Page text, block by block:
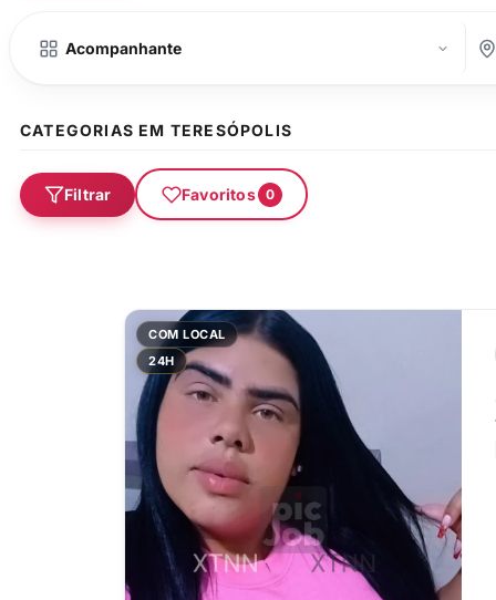
CATEGORIAS EM TERESÓPOLIS
Filtrar Favoritos 0
COM LOCAL
24H